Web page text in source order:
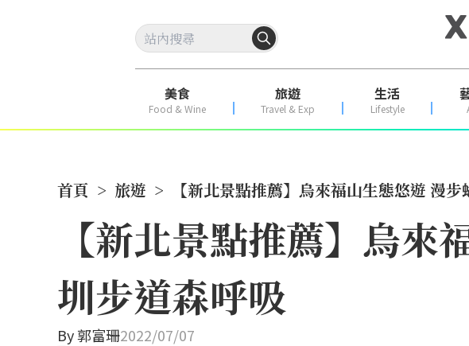
美食
Food & Wine
旅遊
Travel & Exp
生活
Lifestyle
首頁 > 旅遊 > 【新北景點推薦】烏來福山生態悠遊 漫
【新北景點推薦】烏
圳步道森呼吸
By郭富珊2022/07/07